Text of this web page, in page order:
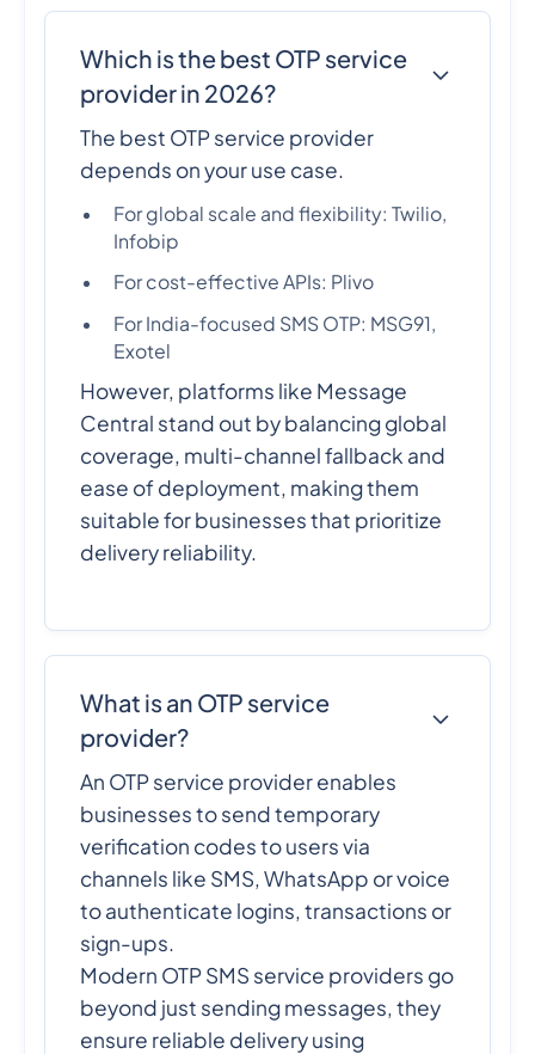
Which is the best OTP service
provider in 2026?
The best OTP service provider
depends on your use case.
For global scale and flexibility: Twilio,
Infobip
For cost-effective APIs: Plivo
For India-focused SMS OTP: MSG91,
Exotel
However, platforms like Message
Central stand out by balancing global
coverage, multi-channel fallback and
ease of deployment, making them
suitable for businesses that prioritize
delivery reliability.
What is an OTP service
provider?
An OTP service provider enables
businesses to send temporary
verification codes to users via
channels like SMS, WhatsApp or voice
to authenticate logins, transactions or
sign-ups.
Modern OTP SMS service providers go
beyond just sending messages, they
ensure reliable delivery using